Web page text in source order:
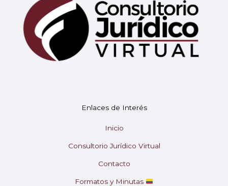
Enlaces de Interés
Inicio
Consultorio Jurídico Virtual
Contacto
Formatos y Minutas
Soy Mary tu asistente virtual.